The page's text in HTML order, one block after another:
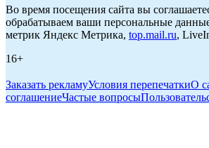
Во время посещения сайта вы
обрабатываем ваши персональные
метрик Яндекс Метрика, top.mail.ru,
16+
Заказать рекламуУсловия перепечаткиО
соглашениеЧастые вопросы